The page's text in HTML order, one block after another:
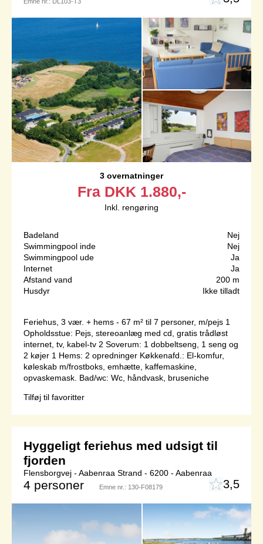
3 overnatninger
Fra DKK 1.880,-
Inkl. rengøring
Badeland
Nej
Swimmingpool inde
Nej
Swimmingpool ude
Ja
Internet
Ja
Afstand vand
200 m
Husdyr
Ikke tilladt
Feriehus, 3 vær. + hems - 67 m² til 7 personer, m/pejs 1
Opholdsstue: Pejs, stereoanlæg med cd, gratis trådløst
internet, tv, kabel-tv 2 Soverum: 1 dobbeltseng, 1 seng og
2 køjer 1 Hems: 2 opredninger Køkkenafd.: El-komfur,
køleskab m/frostboks, emhætte, kaffemaskine,
opvaskemask. Bad/wc: Wc, håndvask, bruseniche
Tilføj til favoritter
Hyggeligt feriehus med udsigt til
fjorden
Flensborgvej - Aabenraa Strand - 6200 - Aabenraa
4 personer Emne nr.: 130-F08179 3,5